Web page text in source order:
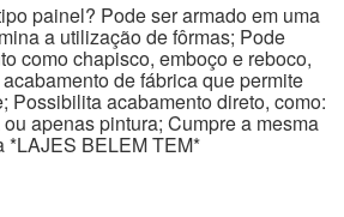
painel? Pode ser armado em uma
a utilização de fôrmas; Pode
como chapisco, emboço e reboco,
de fábrica que permite
Possibilita acabamento direto, como:
apenas pintura; Cumpre a mesma
*LAJES BELEM TEM*